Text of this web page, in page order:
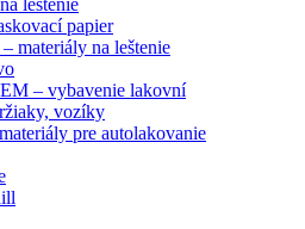
leštenie
papier
materiály na leštenie
– vybavenie lakovní
vozíky
pre autolakovanie